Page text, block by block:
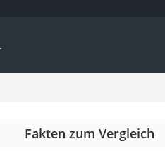
Fakten zum Vergleich